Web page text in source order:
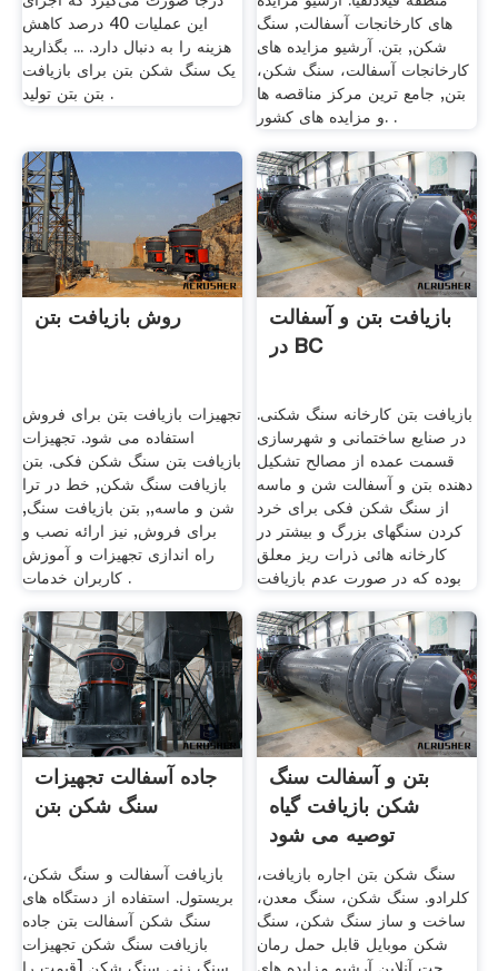
این عملیات 40 درصد کاهش
هزینه را به دنبال دارد. ... بگذارید
یک سنگ شکن بتن برای بازیافت
بتن بتن تولید .
های کارخانجات آسفالت, سنگ
شکن, بتن. آرشیو مزایده های
کارخانجات آسفالت، سنگ شکن،
بتن, جامع ترین مرکز مناقصه ها
و مزایده های کشور. .
روش بازیافت بتن
تجهیزات بازیافت بتن برای فروش
استفاده می شود. تجهیزات
بازیافت بتن سنگ شکن فکی. بتن
بازیافت سنگ شکن, خط در ترا
شن و ماسه,, بتن بازیافت سنگ,
برای فروش, نیز ارائه نصب و
راه اندازی تجهیزات و آموزش
کاربران خدمات .
بازیافت بتن و آسفالت
در BC
بازیافت بتن کارخانه سنگ شکنی.
در صنایع ساختمانی و شهرسازی
قسمت عمده از مصالح تشکیل
دهنده بتن و آسفالت شن و ماسه
از سنگ شکن فکی برای خرد
کردن سنگهای بزرگ و بیشتر در
کارخانه هائی ذرات ریز معلق
بوده که در صورت عدم بازیافت
جاده آسفالت تجهیزات
سنگ شکن بتن
بازیافت آسفالت و سنگ شکن،
بریستول. استفاده از دستگاه های
سنگ شکن آسفالت بتن جاده
بازیافت سنگ شکن تجهیزات
بتن و آسفالت سنگ
شکن بازیافت گیاه
توصیه می شود
سنگ شکن بتن اجاره بازیافت،
کلرادو. سنگ شکن، سنگ معدن،
ساخت و ساز سنگ شکن، سنگ
شکن موبایل قابل حمل رمان